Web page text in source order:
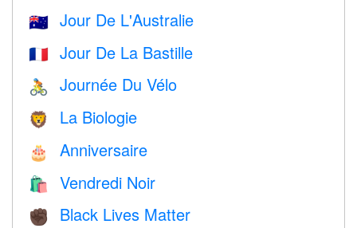
🇦🇺 Jour De L'Australie
🇫🇷 Jour De La Bastille
🚴 Journée Du Vélo
🦁 La Biologie
🎂 Anniversaire
🛍 Vendredi Noir
✊🏿 Black Lives Matter